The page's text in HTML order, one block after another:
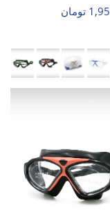
تومان